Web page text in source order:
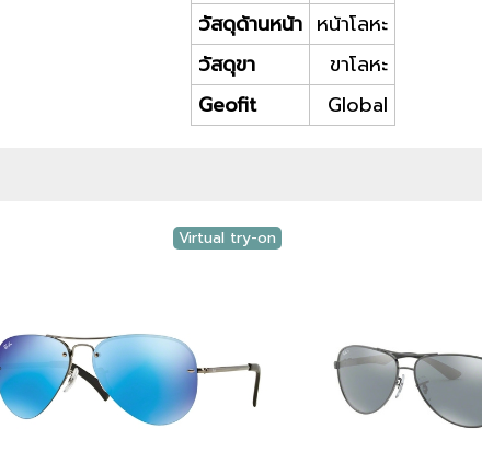
วัสดุด้านหน้า หน้าโลหะ
วัสดุขา
ขาโลหะ
Geofit
Global
Virtual try-on